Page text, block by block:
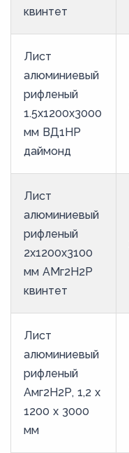
квинтет
Лист
алюминиевый
рифленый
1.5х1200х3000
мм ВД1НР
даймонд
Лист
алюминиевый
рифленый
2х1200х3100
мм АМг2Н2Р
квинтет
Лист
алюминиевый
рифленый
Амг2Н2Р, 1,2 х
1200 х 3000
мм